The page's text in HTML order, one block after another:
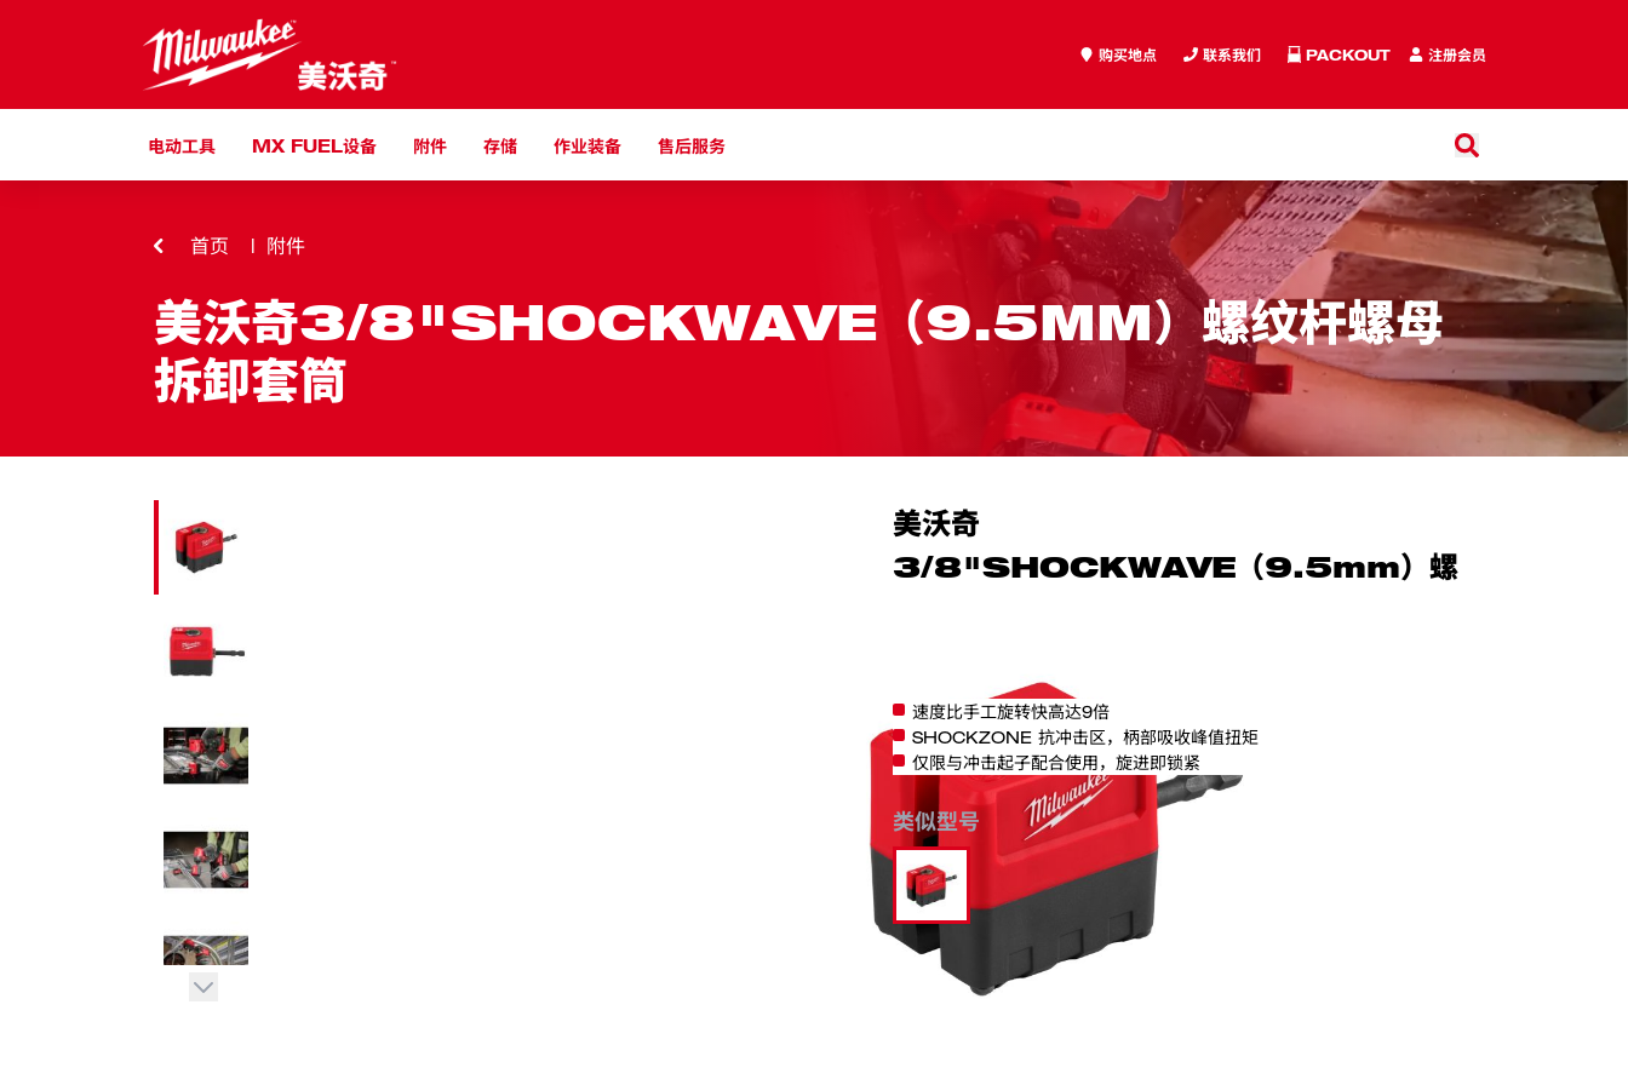
注册会员
购买地点 联系我们 PACKOUT
电动工具 MX FUEL设备 附件 存储 作业装备 售后服务
搜索
搜索
首页 附件
美沃奇3/8"SHOCKWAVE（9.5MM）螺纹杆螺母
拆卸套筒
美沃奇
3/8"SHOCKWAVE（9.5mm）螺
速度比手工旋转快高达9倍
SHOCKZONE 抗冲击区，柄部吸收峰值扭矩
仅限与冲击起子配合使用，旋进即锁紧
类似型号
48-32-2391